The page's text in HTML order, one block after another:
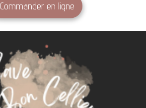
Commander en ligne